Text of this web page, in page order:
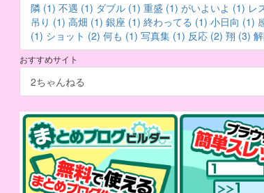
隣 (1) 不遇 (1) ダブル (1) 重盛 (1) がいよいよ (1) レ
吊り (1) 高畑 (1) 銀座 (1) 終わってる (1) 小日向 (1)
(1) ショット (2) 何も (1) 写真集 (1) 反応 (2) 翔 (3)
おすすめサイト
2ちゃんねる